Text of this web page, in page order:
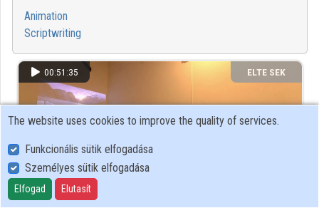
Animation
Scriptwriting
00:51:35
ELTE SEK
The website uses cookies to improve the quality of services.
Funkcionális sütik elfogadása
Személyes sütik elfogadása
Elfogad Elutasít